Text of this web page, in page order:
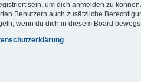
sein, um dich anmelden zu
Benutzern auch zusätzliche
wenn du dich in diesem Board